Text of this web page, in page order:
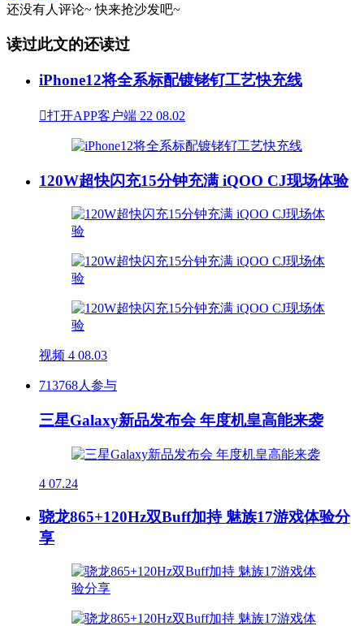
还没有人评论~ 快来抢沙发吧~
读过此文的还读过
iPhone12将全系标配镀铑钌工艺快充线
打开APP客户端 22 08.02
120W超快闪充15分钟充满 iQOO CJ现场体验
视频 4 08.03
713768人参与
三星Galaxy新品发布会 年度机皇高能来袭
4 07.24
骁龙865+120Hz双Buff加持 魅族17游戏体验分
享